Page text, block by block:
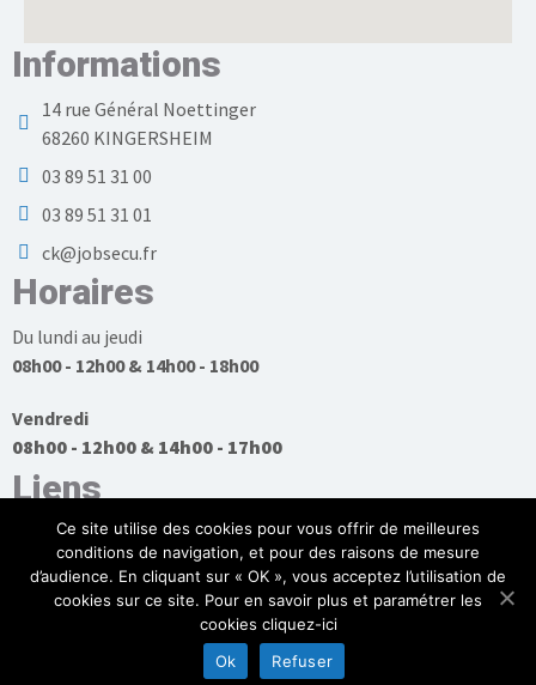
Informations
14 rue Général Noettinger
68260 KINGERSHEIM
03 89 51 31 00
03 89 51 31 01
ck@jobsecu.fr
Horaires
Du lundi au jeudi
08h00 - 12h00 & 14h00 - 18h00
Vendredi
08h00 - 12h00 & 14h00 - 17h00
Liens
Mentions légales et politique de confidentialité
Ce site utilise des cookies pour vous offrir de meilleures
conditions de navigation, et pour des raisons de mesure
d’audience. En cliquant sur « OK », vous acceptez l’utilisation de
cookies sur ce site. Pour en savoir plus et paramétrer les
cookies cliquez-ici
Ok
Refuser